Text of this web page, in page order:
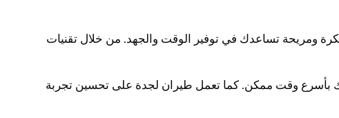
ومريحة تساعدك في توفير الوقت والجهد. من خلال تقنيات
بأسرع وقت ممكن. كما تعمل طيران لجدة على تحسين تجربة